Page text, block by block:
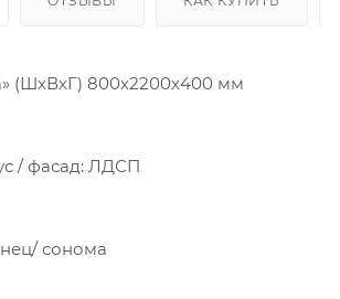
Шкаф «Мартина» (ШхВхГ) 800х2200х400 мм
/ фасад: ЛДСП
сонома